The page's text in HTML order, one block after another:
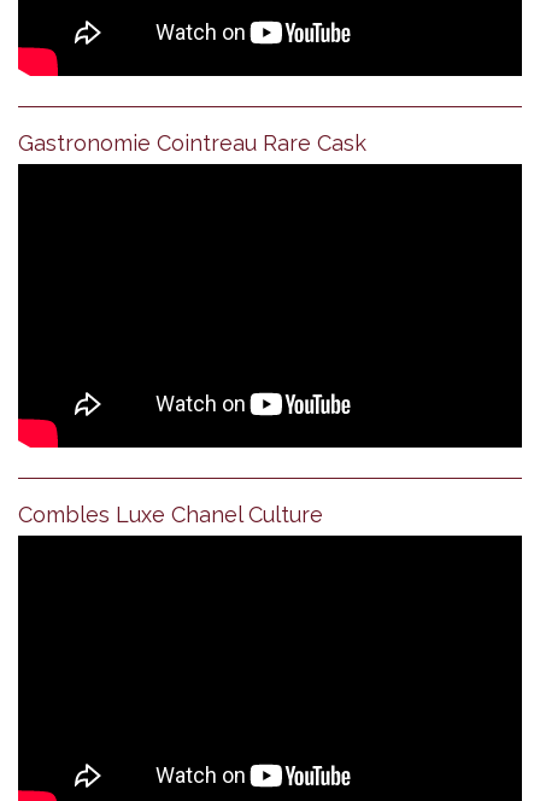
Gastronomie Cointreau Rare Cask
Combles Luxe Chanel Culture